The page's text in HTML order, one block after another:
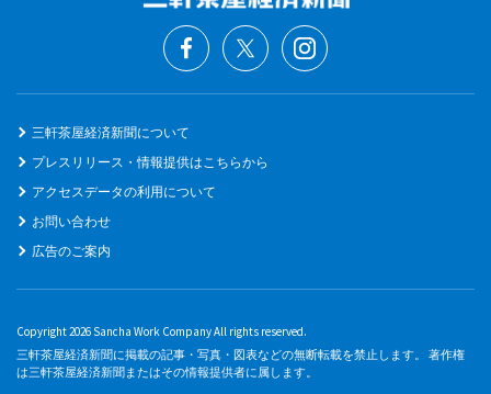
三軒茶屋経済新聞について
プレスリリース・情報提供はこちらから
アクセスデータの利用について
お問い合わせ
広告のご案内
Copyright 2026 Sancha Work Company All rights reserved.
三軒茶屋経済新聞に掲載の記事・写真・図表などの無断転載を禁止します。 著作権
は三軒茶屋経済新聞またはその情報提供者に属します。